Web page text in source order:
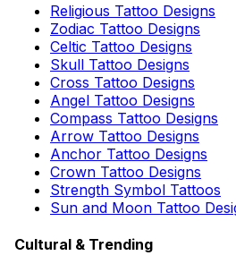
Religious Tattoo Designs
Zodiac Tattoo Designs
Celtic Tattoo Designs
Skull Tattoo Designs
Cross Tattoo Designs
Angel Tattoo Designs
Compass Tattoo Designs
Arrow Tattoo Designs
Anchor Tattoo Designs
Crown Tattoo Designs
Strength Symbol Tattoos
Sun and Moon Tattoo
Cultural & Trending